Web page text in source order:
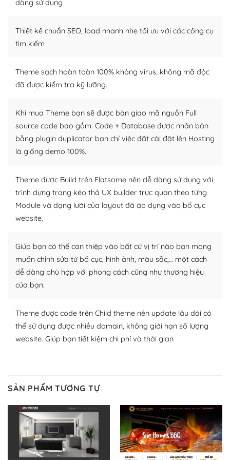
WordPress là nơi lưu trữ cho một diễn đàn cộng đồng
khổng lồ được kiểm duyệt bởi các nhân viên và những
Nếu bạn gặp khó khăn, bạn có thể lên mạng và tìm
kiếm những cộng đồng WordPress, họ sẽ giúp bạn trả
Cộng đồng sử dụng WordPress sẵn sàng hỗ trợ bạn
– Đa dạng plugin và themes
WordPress để tăng thêm các tính năng cần thiết. Có
nhiều plugin trả phí hoặc miễn phí.
Nhờ lượng người dùng đông đảo, thư viện themes và
plugin của WordPress rất phong phú. Bạn có thể thỏa
lập website của mình.
WordPress đa dạng plugin và themes
– Dễ sử dụng
Với mọi Hosting bất kỳ thì WordPress đều có thể dễ
dàng thiết lập vì thực tế nó đã cung cấp khoảng 60%
toàn bộ web.
Dễ dàng lựa chọn Hosting cho website WordPress
– Bảo mật cực tốt
Vì WordPress hiện là nền tảng xây dựng trang web và
blog lớn nhất trên thế giới, quan trọng nhất là bảo vệ
dàng sử dụng
Thiết kế chuẩn SEO, load nhanh nhẹ tối ưu với các công cụ
tìm kiếm
Theme sạch hoàn toàn 100% không virus, không mã độc
đã được kiểm tra kỹ lưỡng.
Khi mua Theme bạn sẽ được bàn giao mã nguồn Full
source code bao gồm: Code + Database được nhân bản
bằng plugin duplicator bạn chỉ việc đăt cài đặt lên Hosting
là giống demo 100%.
Theme được Build trên Flatsome nên dễ dàng sử dụng với
trình dựng trang kéo thả UX builder trực quan theo từng
Module và dạng lưới của layout đã áp dụng vào bố cục
website.
Giúp bạn có thể can thiệp vào bất cứ vị trí nào bạn mong
muốn chỉnh sửa từ bố cục, hình ảnh, màu sắc,… một cách
dễ dàng phù hợp với phong cách cũng như thương hiệu
của bạn.
Theme được code trên Child theme nên update lâu dài có
thể sử dụng được nhiều domain, không giới hạn số lượng
website. Giúp bạn tiết kiệm chi phí và thời gian
SẢN PHẨM TƯƠNG TỰ